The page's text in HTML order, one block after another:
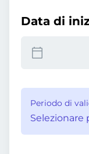
Data di
Periodo di
Selezionare